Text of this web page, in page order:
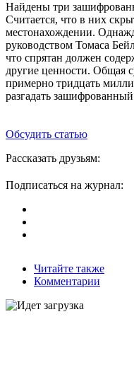
Найдены три
Считается, что в них
местонахождении.
руководством Томаса
что спрятан должен
другие ценности. Общая
примерно тридцать
разгадать
Обсудить статью
Рассказать друзьям:
Подписаться на журнал:
Читайте также
Комментарии